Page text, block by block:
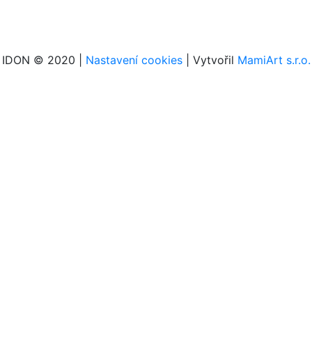
IDON © 2020 | Nastavení cookies| Vytvořil MamiArt s.r.o.